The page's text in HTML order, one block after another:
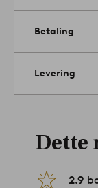
Betaling
Levering
Dette
2.9